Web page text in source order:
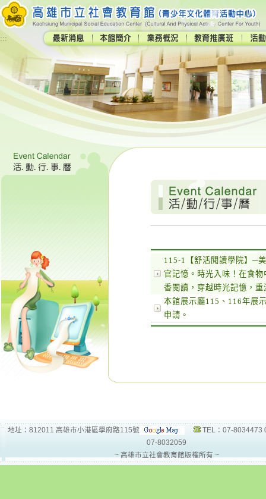
:::
115-1【舒活閱讀學院】─
官記憶。時光入味！在食
香閱讀，穿越時光記憶，
本館展示廳115、116年展
申請。
地址：812011 高雄市小港區學府路115號
TEL：07-8034473
07-8032059
~ 高雄市立社會教育館版權所有 ~